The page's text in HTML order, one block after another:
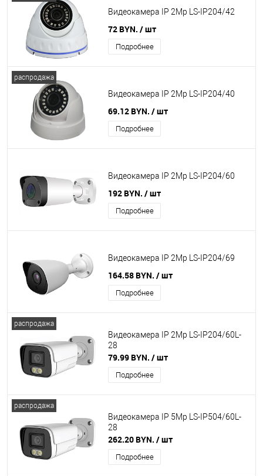
Видеокамера IP 2Mp LS-IP204/42
72 BYN. / шт
Подробнее
распродажа
Видеокамера IP 2Mp LS-IP204/40
69.12 BYN. / шт
Подробнее
Видеокамера IP 2Mp LS-IP204/60
192 BYN. / шт
Подробнее
Видеокамера IP 2Mp LS-IP204/69
164.58 BYN. / шт
Подробнее
распродажа
Видеокамера IP 2Mp LS-IP204/60L-
28
79.99 BYN. / шт
Подробнее
распродажа
Видеокамера IP 5Mp LS-IP504/60L-
28
262.20 BYN. / шт
Подробнее